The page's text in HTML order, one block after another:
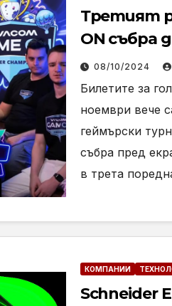
Третият
ON събра
геймъри
08/10/2024
Билетите за
ноември вече
геймърски
събра пред
в трета
КОМПАНИИ
Schneider